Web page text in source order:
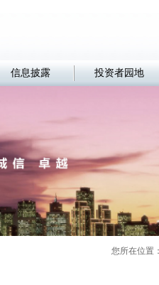
信息披露 投资者园地
您所在位置：